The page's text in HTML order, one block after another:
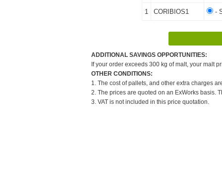
1 CORIBIOS1 -
ADDITIONAL SAVINGS OPPORTUNITIES:
If your order exceeds 300 kg of malt, your malt
OTHER CONDITIONS:
1. The cost of pallets, and other extra charges
2. The prices are quoted on an ExWorks basis.
3. VAT is not included in this price quotation.